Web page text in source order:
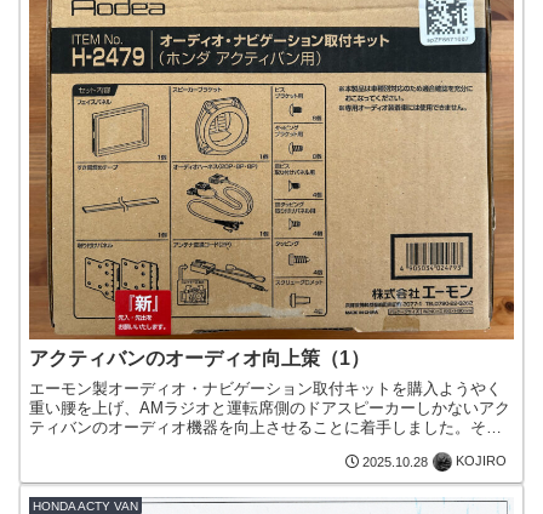
アクティバンのオーディオ向上策（1）
エーモン製オーディオ・ナビゲーション取付キットを購入ようやく
重い腰を上げ、AMラジオと運転席側のドアスピーカーしかないアク
ティバンのオーディオ機器を向上させることに着手しました。そこ
2025.10.28 KOJIRO
HONDA ACTY VAN